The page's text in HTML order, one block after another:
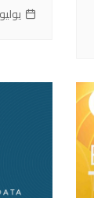
يوليو 23, 2026